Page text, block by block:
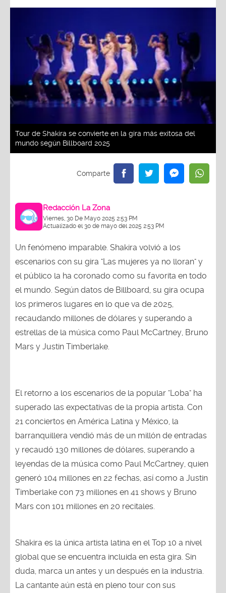
Tour de Shakira se convierte en la gira más exitosa del
mundo según Billboard 2025
Redacción La Zona
Viernes, 30 De Mayo 2025 2:53 PM
Actualizado el 30 de mayo del 2025 2:53 PM
Un fenómeno imparable. Shakira volvió a los
escenarios con su gira "Las mujeres ya no lloran" y
el público la ha coronado como su favorita en todo
el mundo. Según datos de Billboard, su gira ocupa
los primeros lugares en lo que va de 2025,
recaudando millones de dólares y superando a
estrellas de la música como Paul McCartney, Bruno
Mars y Justin Timberlake.
El retorno a los escenarios de la popular "Loba" ha
superado las expectativas de la propia artista. Con
21 conciertos en América Latina y México, la
barranquillera vendió más de un millón de entradas
y recaudó 130 millones de dólares, superando a
leyendas de la música como Paul McCartney, quien
generó 104 millones en 22 fechas, así como a Justin
Timberlake con 73 millones en 41 shows y Bruno
Mars con 101 millones en 20 recitales.
Shakira es la única artista latina en el Top 10 a nivel
global que se encuentra incluida en esta gira. Sin
duda, marca un antes y un después en la industria.
La cantante aún está en pleno tour con sus